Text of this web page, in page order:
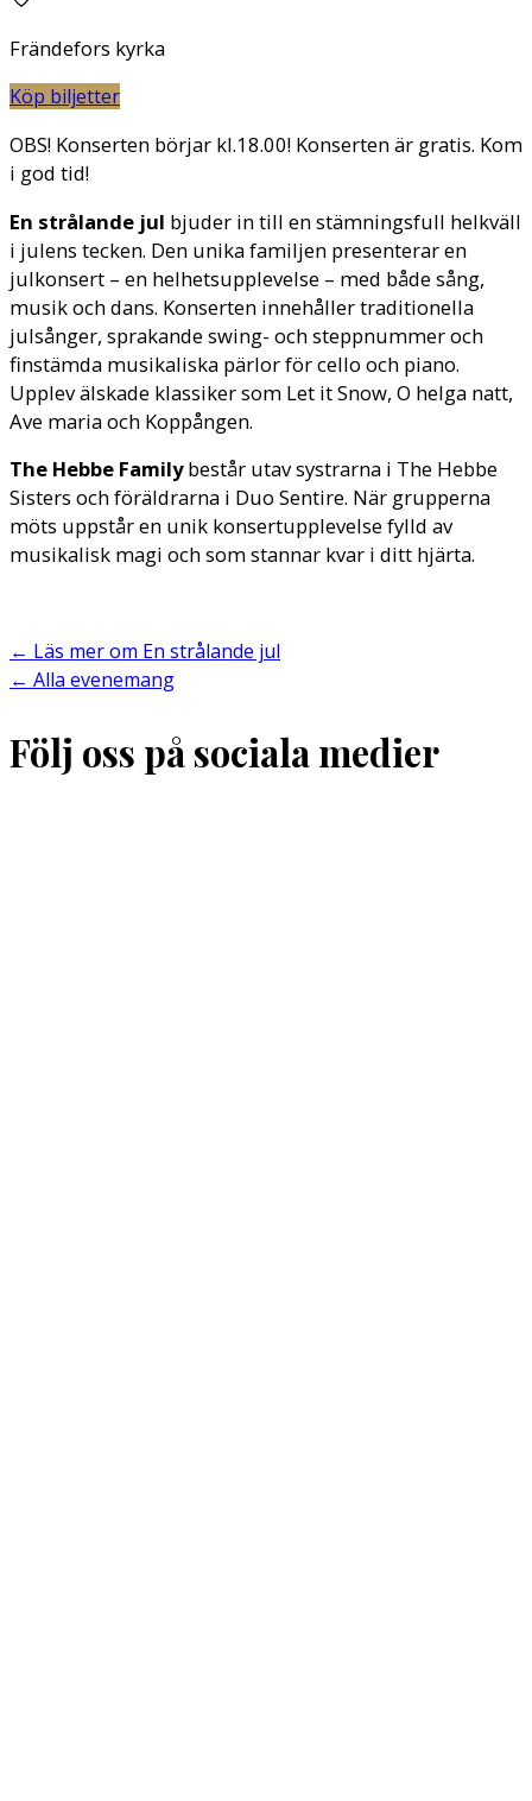
Frändefors kyrka
Köp biljetter
OBS! Konserten börjar kl.18.00! Konserten är gratis. Kom
i god tid!
En strålande jul bjuder in till en stämningsfull helkväll
i julens tecken. Den unika familjen presenterar en
julkonsert – en helhetsupplevelse – med både sång,
musik och dans. Konserten innehåller traditionella
julsånger, sprakande swing- och steppnummer och
finstämda musikaliska pärlor för cello och piano.
Upplev älskade klassiker som Let it Snow, O helga natt,
Ave maria och Koppången.
The Hebbe Familybestår utav systrarna i The Hebbe
Sisters och föräldrarna i Duo Sentire. När grupperna
möts uppstår en unik konsertupplevelse fylld av
musikalisk magi och som stannar kvar i ditt hjärta.
← Läs mer om En strålande jul
← Alla evenemang
Följ oss på sociala medier